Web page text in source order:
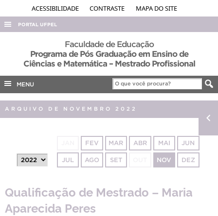
ACESSIBILIDADE CONTRASTE MAPA DO SITE
PORTAL UFPEL
ACESSO À INFORMAÇÃO
AUDITORIA
EDITAIS
PORTARIAS
Faculdade de Educação
Programa de Pós Graduação em Ensino de
Ciências e Matemática – Mestrado Profissional
MENU
ARQUIVO DE NOVEMBRO 2022
FEV MAR ABR MAI JUN
JUL AGO SET NOV DEZ
Qualificação de Mestrado – Maria
Aparecida Peres